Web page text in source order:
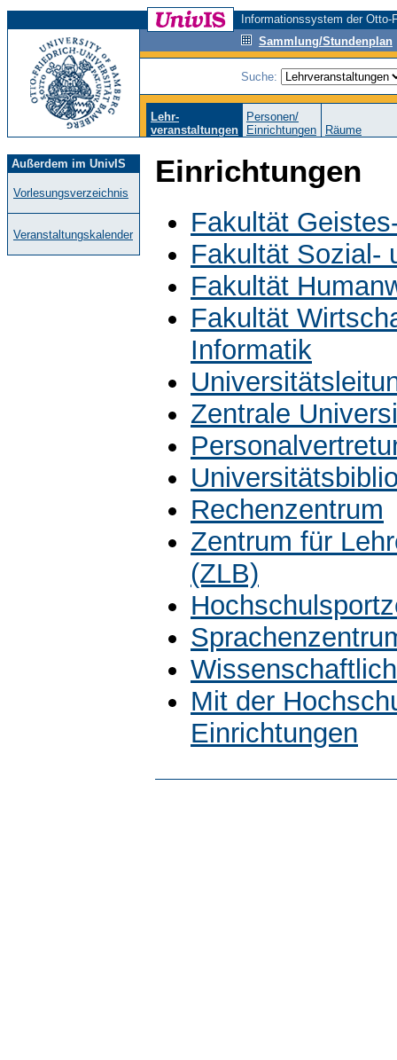
Informationssystem der
Sammlung/Stundenplan
Suche:
Lehr-
veranstaltungen
Personen/
Einrichtungen
Räume
Außerdem im UnivIS
Vorlesungsverzeichnis
Veranstaltungskalender
Einrichtungen
Fakultät
Fakultät Sozial-
Fakultät
Fakultät
Informatik
Zentrale
Rechenzentrum
Zentrum für
(ZLB)
Mit der
Einrichtungen